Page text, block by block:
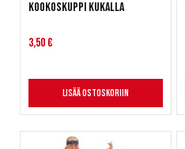
Kookoskuppi kukalla
3,50 €
Lisää ostoskoriin